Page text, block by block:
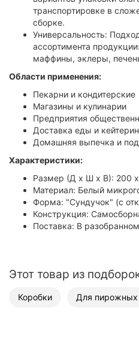
транспортировке в
сборке.
Универсальность:
ассортимента
маффины, эклеры,
Области применения:
Пекарни и кондитерские
Магазины и кулинарии
Предприятия
Доставка еды и
Домашняя выпечка и
Характеристики:
Размер (Д x Ш x В): 200
Материал: Белый
Форма: "Сундучок" (с
Конструкция:
Поставка: В
Этот товар из
Коробки Для пирожных